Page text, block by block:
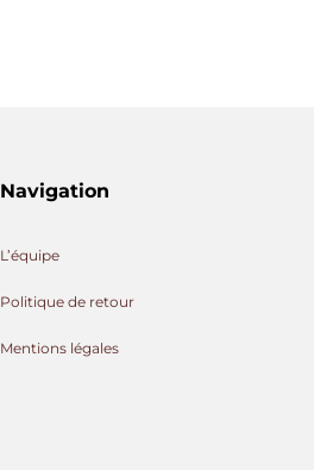
Navigation
L’équipe
Politique de retour
Mentions légales